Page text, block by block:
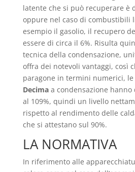
latente che si può recuperare è
oppure nel caso di combustibili
esempio il gasolio, il recupero
essere di circa il 6%. Risulta
tecnica della condensazione,
offra dei notevoli vantaggi, così
paragone in termini numerici, le
Decimaa condensazione
al 109%, quindi un livello
rispetto al rendimento delle
che si attestano sul 90%.
LA NORMATIVA
In riferimento alle